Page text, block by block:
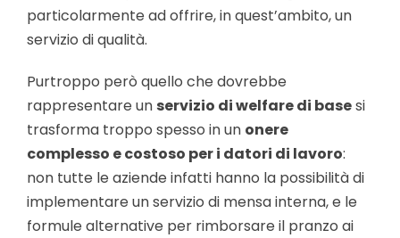
particolarmente ad offrire, in quest’ambito, un
servizio di qualità.
Purtroppo però quello che dovrebbe
rappresentare un servizio di welfare di basesi
trasforma troppo spesso in un onere
complesso e costoso per i datori di lavoro:
non tutte le aziende infatti hanno la possibilità di
implementare un servizio di mensa interna, e le
formule alternative per rimborsare il pranzo ai